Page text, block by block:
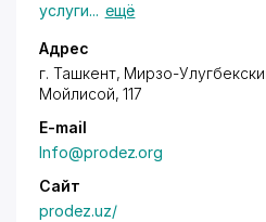
услуги... ещё
Адрес
г. Ташкент, Мирзо-
Мойлисой, 117
E-mail
Info@prodez.org
Сайт
prodez.uz/